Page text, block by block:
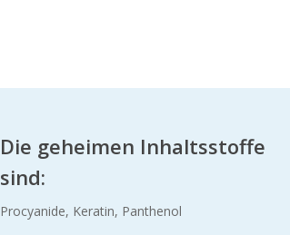
Die geheimen Inhaltsstoffe
sind:
Procyanide, Keratin, Panthenol